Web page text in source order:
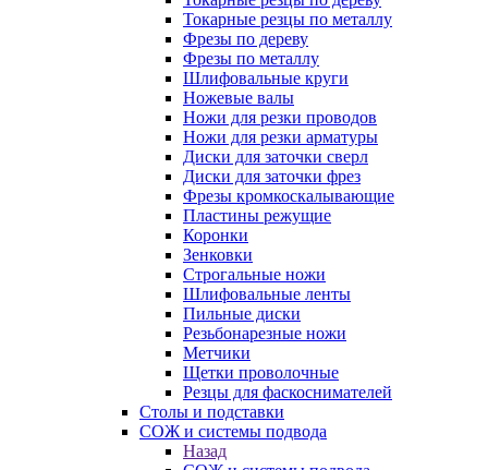
Токарные резцы по металлу
Фрезы по дереву
Фрезы по металлу
Шлифовальные круги
Ножевые валы
Ножи для резки проводов
Ножи для резки арматуры
Диски для заточки сверл
Диски для заточки фрез
Фрезы кромкоскалывающие
Пластины режущие
Коронки
Зенковки
Строгальные ножи
Шлифовальные ленты
Пильные диски
Резьбонарезные ножи
Метчики
Щетки проволочные
Резцы для фаскоснимателей
Столы и подставки
СОЖ и системы подвода
Назад